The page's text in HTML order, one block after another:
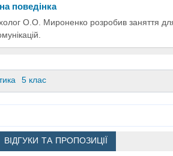
поведінка
О.О. Мироненко розробив заняття
5 клас
ВІДГУКИ ТА ПРОПОЗИЦІЇ